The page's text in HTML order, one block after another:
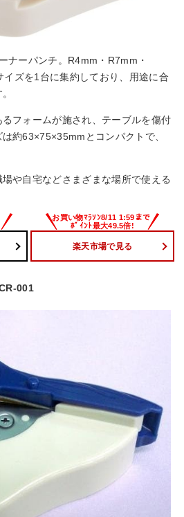
ナーパンチ。R4mm・R7mm・
ズを1台に集約しており、用途に合
フォームが施され、テーブルを傷付
約63×75×35mmとコンパクトで、
や自宅などさまざまな場所で使える
楽天市場で見る
001